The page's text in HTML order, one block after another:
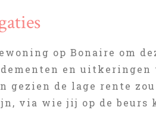
op Bonaire om
en uitkeringen
gezien de lage rente
via wie jij op de beurs